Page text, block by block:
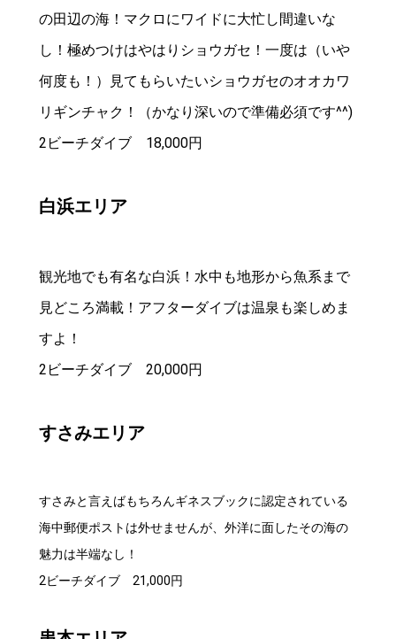
の田辺の海！マクロにワイドに大忙し間違いな
し！極めつけはやはりショウガセ！一度は（いや
何度も！）見てもらいたいショウガセのオオカワ
リギンチャク！（かなり深いので準備必須です^^)
2ビーチダイブ 18,000円
白浜エリア
観光地でも有名な白浜！水中も地形から魚系まで
見どころ満載！アフターダイブは温泉も楽しめま
すよ！
2ビーチダイブ 20,000円
すさみエリア
すさみと言えばもちろんギネスブックに認定されている
海中郵便ポストは外せませんが、外洋に面したその海の
魅力は半端なし！
2ビーチダイブ 21,000円